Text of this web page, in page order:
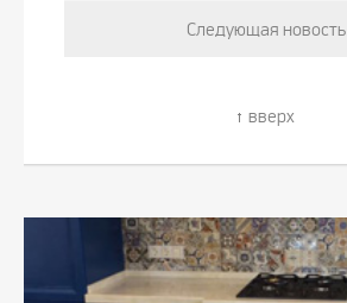
Следующая новость
вверх